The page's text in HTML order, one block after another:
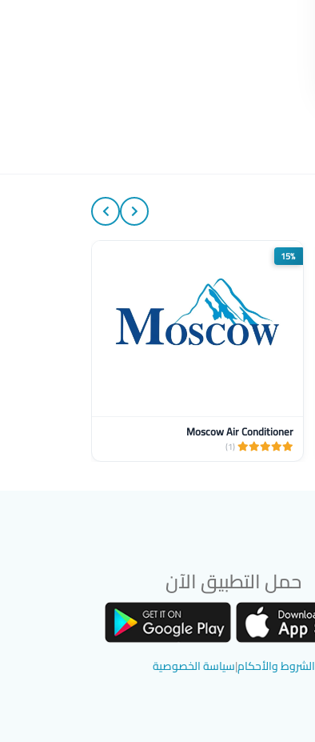
15%
Moscow Air Conditioner
(1)
حمل التطبيق الآن
الشروط والأحكام|سياسة الخصوصية